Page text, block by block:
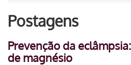
Postagens
Prevenção da
de magnésio